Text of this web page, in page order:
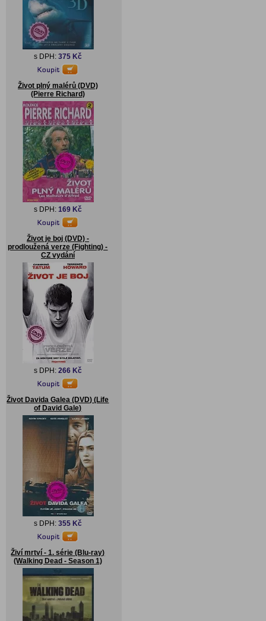
s DPH: 375 Kč
Život plný malérů (DVD)
(Pierre Richard)
s DPH: 169 Kč
Život je boj (DVD) -
prodloužená verze (Fighting) -
CZ vydání
s DPH: 266 Kč
Život Davida Galea (DVD) (Life
of David Gale)
s DPH: 355 Kč
Živí mrtví - 1. série (Blu-ray)
(Walking Dead - Season 1)